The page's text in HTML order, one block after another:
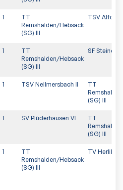
1
TT
Remshalden/Hebsack
(SG) III
TSV Alfdorf
1
TT
Remshalden/Hebsack
(SG) III
SF
1 TSV Nellmersbach II
TT
(SG) III
1 SV Plüderhausen VI
TT
(SG) III
1
TT
Remshalden/Hebsack
(SG) III
TV